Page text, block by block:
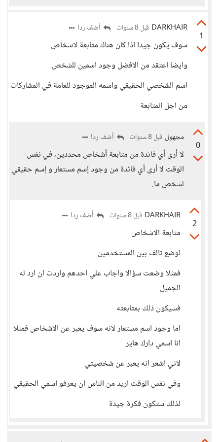
1
DARKHAIR قبل 8 سنوات أضف ردا
سوف يكون جيدا اذا كان هناك متابعة لاشخاص
وايضا اعتقد من الافضل وجود اسمين للشخص
اسم الشخصي الحقيقي واسمه الموجود للعامة في المشاركات
من اجل المتابعة
0
مجهول قبل 8 سنوات أضف ردا
لا أرى أي فائدة من متابعة أشخاص محددين، في نفس
الوقت لا أرى أي فائدة من وجود إسم مستعار و إسم حقيقي
لشخص ما.
2
DARKHAIR قبل 8 سنوات أضف ردا
متابعة الاشخاص
لوضع تالف بين المستخدمين
فمثلا وضعت سؤالا واجاب علي احدهم واردت ان ارد له
الجميل
فسيكون ذلك بمتابعته
اما وجود اسم مستعار لانه سوف يعبر عن الاشخاص فمثلا
انا اسمي دارك هاير
لاني اشعر انه يعبر عن شخصيتي
وفي نفس الوقت اريد من الناس ان يعرفو اسمي الحقيقي
لذلك ستكون فكرة جيدة